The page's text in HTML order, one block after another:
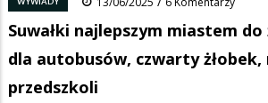
Suwałki najlepszym miastem
dla autobusów, czwarty żłobek,
przedszkoli